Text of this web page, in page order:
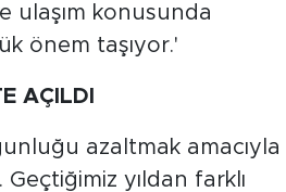
ulaşım konusunda
önem taşıyor.'
AÇILDI
azaltmak amacıyla
yıldan farklı